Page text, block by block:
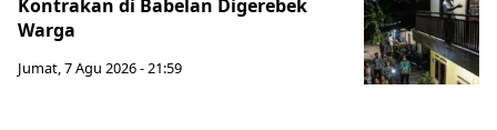
Kontrakan di Babelan Digerebek
Warga
Jumat, 7 Agu 2026 - 21:59